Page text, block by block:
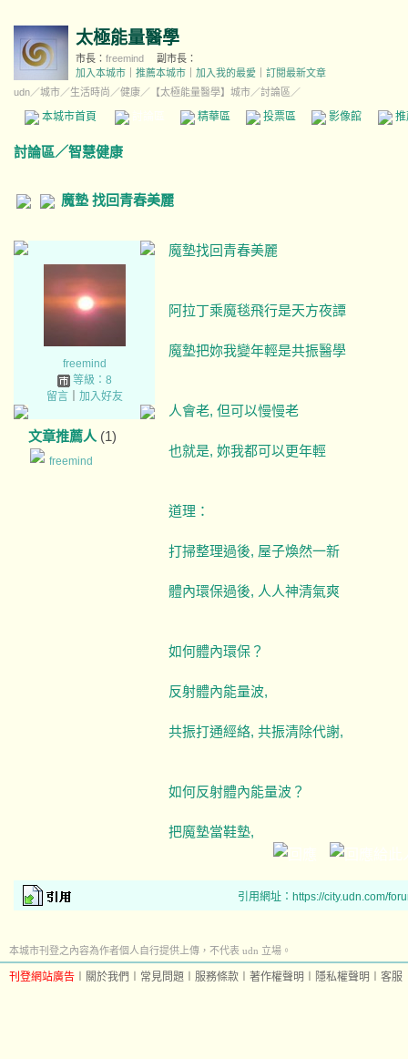
太極能量醫學
市長： freemind
副市長：
加入本城市
推薦本城市 加入我的最愛
訂閱最新文章
udn／城市／生活時尚 ／健康／ 【太極能量醫學】城市／討論區／
本城市首頁 精華區 投票區 影像館
討論區／智慧健康
魔墊 找回青春美麗
freemind
等級：8
留言｜ 加入好友
文章推薦人 (1)
freemind
魔墊找回青春美麗
阿拉丁乘魔毯飛行是天方夜譚
魔墊把妳我變年輕是共振醫學
人會老, 但可以慢慢老
也就是, 妳我都可以更年輕
道理：
打掃整理過後, 屋子煥然一新
體內環保過後, 人人神清氣爽
如何體內環保？
反射體內能量波,
共振打通經絡, 共振清除代謝,
如何反射體內能量波？
把魔墊當鞋墊,
引用網址：https://city.udn.com/
本城市刊登之內容為作者個人自行提供上傳，不代表 udn 立場。
刊登網站廣告 關於我們 常見問題 服務條款 著作權聲明 隱私權聲明 客服